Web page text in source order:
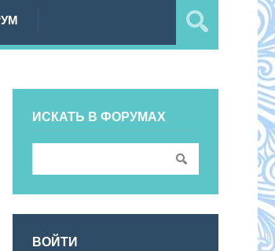
ИСКАТЬ В ФОРУМАХ
ВОЙТИ